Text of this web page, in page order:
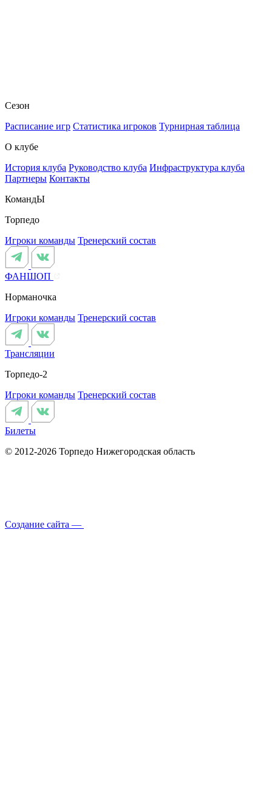
Сезон
Расписание игр Статистика игроков Турнирная таблица
О клубе
История клуба Руководство клуба Инфраструктура клуба
Партнеры Контакты
КомандЫ
Торпедо
Игроки команды Тренерский состав
ФАНШОП
Норманочка
Игроки команды Тренерский состав
Трансляции
Торпедо-2
Игроки команды Тренерский состав
Билеты
© 2012-2026 Торпедо Нижегородская область
Создание сайта —